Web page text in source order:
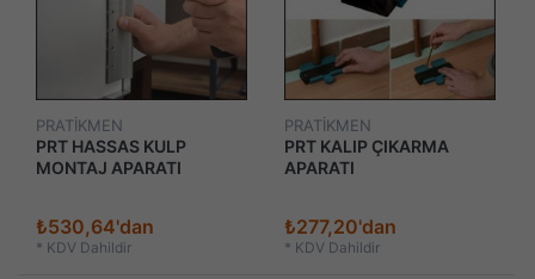
PRATİKMEN
PRT HASSAS KULP
MONTAJ APARATI
₺530,64'dan
* KDV Dahildir
PRATİKMEN
PRT KALIP ÇIKARMA
APARATI
₺277,20'dan
* KDV Dahildir